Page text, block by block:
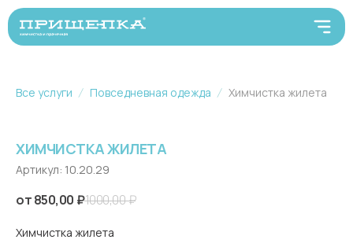
Все услуги Повседневная одежда Химчистка жилета
ХИМЧИСТКА ЖИЛЕТА
Артикул: 10.20.29
850,00 ₽1000,00₽
Химчистка жилета